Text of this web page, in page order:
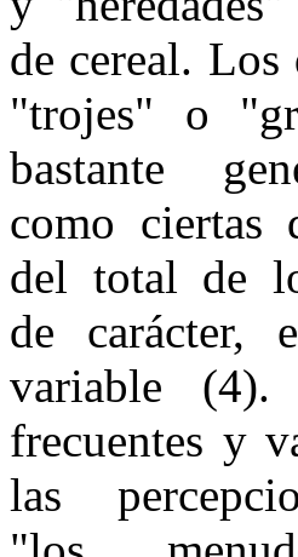
de cereal. Los
"trojes" o
bastante
como ciertas
del total de
de carácter,
variable (4).
frecuentes y
las